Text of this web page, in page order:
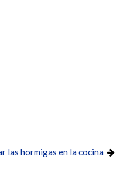
las hormigas en la cocina